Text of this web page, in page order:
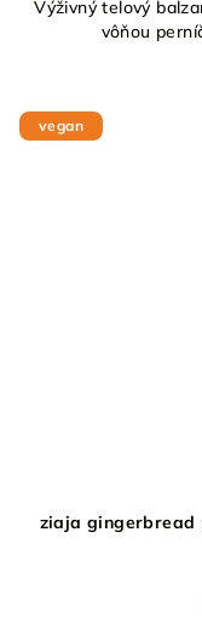
Výživný telový
vôňou
vegan
ziaja gingerbread